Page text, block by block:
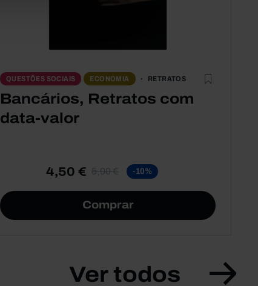
QUESTÕES SOCIAIS ECONOMIA RETRATOS
Bancários, Retratos com
data-valor
4,50 € 5,00 € -10%
Comprar
Ver todos